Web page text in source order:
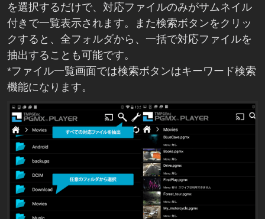
を選択するだけで、対応ファイルのみがサムネイル
付きで一覧表示されます。また検索ボタンをクリッ
クすると、全フォルダから、一括で対応ファイルを
抽出することも可能です。
*ファイル一覧画面では検索ボタンはキーワード検索
機能になります。